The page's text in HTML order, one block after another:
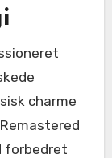
charme
forbedret